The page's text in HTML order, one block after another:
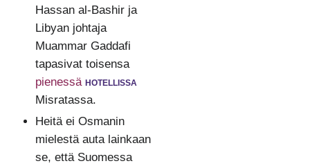
Hassan al-Bashir ja
Libyan johtaja
Muammar Gaddafi
tapasivat toisensa
pienessä hotellissa
Misratassa.
Heitä ei Osmanin
mielestä auta lainkaan
se, että Suomessa